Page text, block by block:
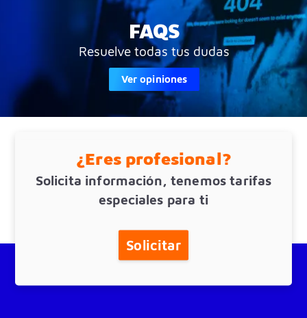
FAQS
Resuelve todas tus dudas
Ver opiniones
¿Eres profesional?
Solicita información, tenemos tarifas
especiales para ti
Solicitar